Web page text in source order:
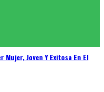
Mujer, Joven Y Exitosa En El